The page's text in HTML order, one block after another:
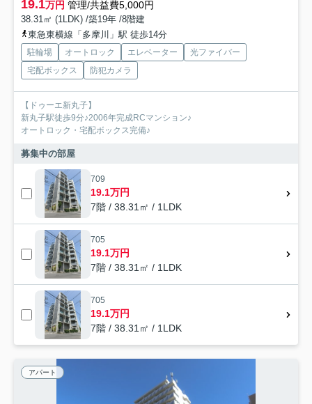
19.1万円 管理/共益費5,000円
38.31㎡ (1LDK) /築19年 /8階建
東急東横線「多摩川」駅 徒歩14分
駐輪場 オートロック エレベーター
光ファイバー
宅配ボックス
防犯カメラ
【ドゥーエ新丸子】
新丸子駅徒歩9分♪2006年完成RCマンション♪
オートロック・宅配ボックス完備♪
募集中の部屋
709
19.1万円
7階 / 38.31㎡ / 1LDK
705
19.1万円
7階 / 38.31㎡ / 1LDK
705
19.1万円
7階 / 38.31㎡ / 1LDK
アパート